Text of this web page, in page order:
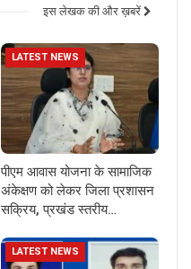
इस लेखक की और ख़बरें
LATEST NEWS
पीएम आवास योजना के सामाजिक
अंकेक्षण को लेकर जिला प्रशासन
सक्रिय, प्रखंड स्तरीय…
LATEST NEWS